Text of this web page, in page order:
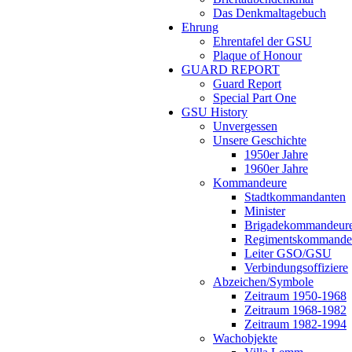
Das Denkmaltagebuch
Ehrung
Ehrentafel der GSU
Plaque of Honour
GUARD REPORT
Guard Report
Special Part One
GSU History
Unvergessen
Unsere Geschichte
1950er Jahre
1960er Jahre
Kommandeure
Stadtkommandanten
Minister
Leiter GSO/GSU
Verbindungsoffiziere
Abzeichen/Symbole
Zeitraum 1950-1968
Zeitraum 1968-1982
Zeitraum 1982-1994
Wachobjekte